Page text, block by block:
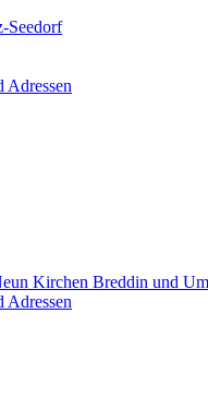
Seedorf
Adressen
Kirchen Breddin und
Adressen